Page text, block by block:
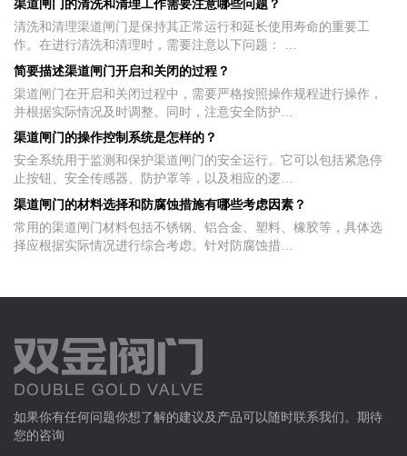
渠道闸门的清洗和清理工作需要注意哪些问题？
清洗和清理渠道闸门是保持其正常运行和延长使用寿命的重要工
作。在进行清洗和清理时，需要注意以下问题： …
简要描述渠道闸门开启和关闭的过程？
渠道闸门在开启和关闭过程中，需要严格按照操作规程进行操作，
并根据实际情况及时调整。同时，注意安全防护…
渠道闸门的操作控制系统是怎样的？
安全系统用于监测和保护渠道闸门的安全运行。它可以包括紧急停
止按钮、安全传感器、防护罩等，以及相应的逻…
渠道闸门的材料选择和防腐蚀措施有哪些考虑因素？
常用的渠道闸门材料包括不锈钢、铝合金、塑料、橡胶等，具体选
择应根据实际情况进行综合考虑。针对防腐蚀措…
如果你有任何问题你想了解的建议及产品可以随时联系我们。期待
您的咨询